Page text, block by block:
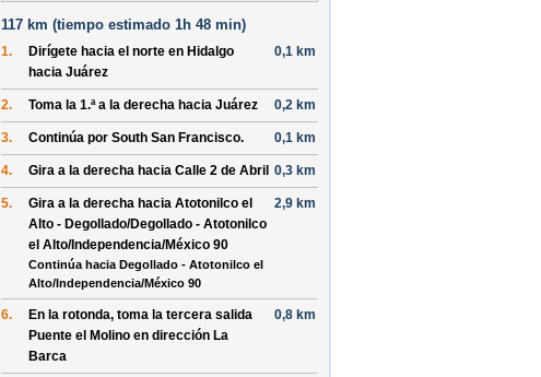
117 km (tiempo estimado 1h 48 min)
1. Dirígete hacia el norte en Hidalgo
hacia Juárez
0,1 km
2. Toma la 1.ª a la derecha hacia Juárez 0,2 km
3. Continúa por South San Francisco. 0,1 km
4. Gira a la derecha hacia Calle 2 de Abril 0,3 km
5. Gira a la derecha hacia Atotonilco el
Alto - Degollado/Degollado - Atotonilco
el Alto/Independencia/México 90
Continúa hacia Degollado - Atotonilco el
Alto/Independencia/México 90
2,9 km
6. En la rotonda, toma la tercera salida
Puente el Molino en dirección La
Barca
0,8 km